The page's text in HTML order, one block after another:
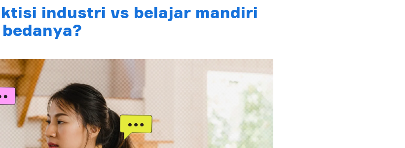
industri vs belajar mandiri